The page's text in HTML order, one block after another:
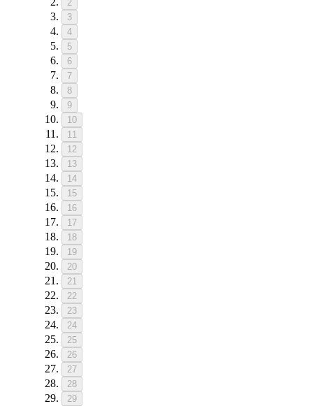
2
3
4
5
6
7
8
9
10
11
12
13
14
15
16
17
18
19
20
21
22
23
24
25
26
27
28
29